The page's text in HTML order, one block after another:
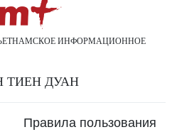
ИНФОРМАЦИОННОЕ
ТИЕН ДУАН
Правила пользования